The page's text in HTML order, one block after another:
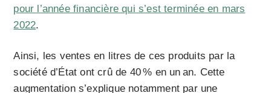
pour l’année financière qui s’est terminée en mars
2022.
Ainsi, les ventes en litres de ces produits par la
société d’État ont crû de 40 % en un an. Cette
augmentation s’explique notamment par une